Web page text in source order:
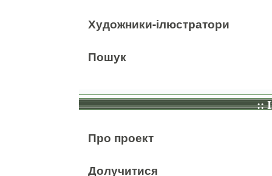
Художники-ілюстратори
Пошук
::
Про проект
Долучитися